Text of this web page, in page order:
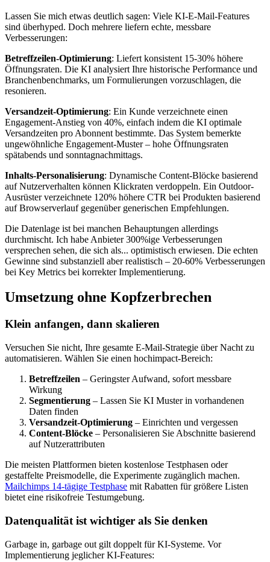
Lassen Sie mich etwas deutlich sagen: Viele KI-E-Mail-Features
sind überhyped. Doch mehrere liefern echte, messbare
Verbesserungen:
Betreffzeilen-Optimierung: Liefert konsistent 15-30% höhere
Öffnungsraten. Die KI analysiert Ihre historische Performance und
Branchenbenchmarks, um Formulierungen vorzuschlagen, die
resonieren.
Versandzeit-Optimierung: Ein Kunde verzeichnete einen
Engagement-Anstieg von 40%, einfach indem die KI optimale
Versandzeiten pro Abonnent bestimmte. Das System bemerkte
ungewöhnliche Engagement-Muster – hohe Öffnungsraten
spätabends und sonntagnachmittags.
Inhalts-Personalisierung: Dynamische Content-Blöcke basierend
auf Nutzerverhalten können Klickraten verdoppeln. Ein Outdoor-
Ausrüster verzeichnete 120% höhere CTR bei Produkten basierend
auf Browserverlauf gegenüber generischen Empfehlungen.
Die Datenlage ist bei manchen Behauptungen allerdings
durchmischt. Ich habe Anbieter 300%ige Verbesserungen
versprechen sehen, die sich als... optimistisch erwiesen. Die echten
Gewinne sind substanziell aber realistisch – 20-60% Verbesserungen
bei Key Metrics bei korrekter Implementierung.
Umsetzung ohne Kopfzerbrechen
Klein anfangen, dann skalieren
Versuchen Sie nicht, Ihre gesamte E-Mail-Strategie über Nacht zu
automatisieren. Wählen Sie einen hochimpact-Bereich:
Betreffzeilen – Geringster Aufwand, sofort messbare
Wirkung
Segmentierung – Lassen Sie KI Muster in vorhandenen
Daten finden
Versandzeit-Optimierung – Einrichten und vergessen
Content-Blöcke – Personalisieren Sie Abschnitte basierend
auf Nutzerattributen
Die meisten Plattformen bieten kostenlose Testphasen oder
gestaffelte Preismodelle, die Experimente zugänglich machen.
Mailchimps 14-tägige Testphase mit Rabatten für größere Listen
bietet eine risikofreie Testumgebung.
Datenqualität ist wichtiger als Sie denken
Garbage in, garbage out gilt doppelt für KI-Systeme. Vor
Implementierung jeglicher KI-Features: